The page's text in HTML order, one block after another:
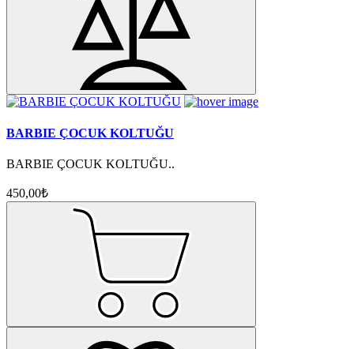
BARBIE ÇOCUK KOLTUĞU
BARBIE ÇOCUK KOLTUĞU..
450,00₺